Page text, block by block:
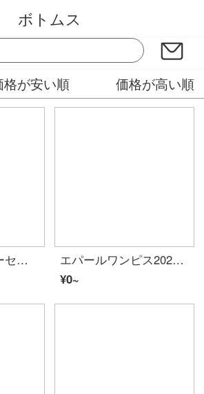
キツネのファッション屋
ボトムス
格が安い順 価格が高い順
エパールワンピーセッツ秋冬服2020春服新着商品网红洋气セーター加配気质纱スカートファッション二点セットセイントスカートセーター+スカートフリーサイズ
エパールワンピス2020新商品春の女装スカートセイント女性ファッションワンピス女装洋気顕痩二点セットセトスカート星款M
¥0~